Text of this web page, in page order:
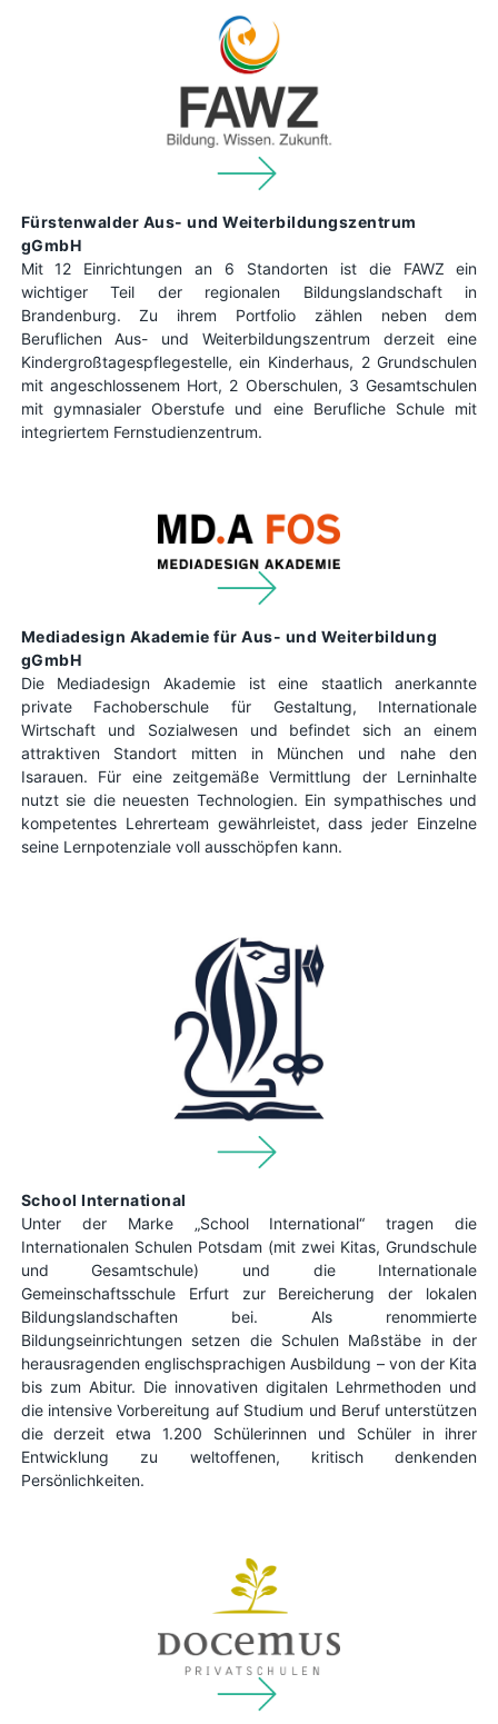
Fürstenwalder Aus- und Weiterbildungszentrum
gGmbH
Mit 12 Einrichtungen an 6 Standorten ist die FAWZ ein
wichtiger Teil der regionalen Bildungslandschaft in
Brandenburg. Zu ihrem Portfolio zählen neben dem
Beruflichen Aus- und Weiterbildungszentrum derzeit eine
Kindergroßtagespflegestelle, ein Kinderhaus, 2 Grundschulen
mit angeschlossenem Hort, 2 Oberschulen, 3 Gesamtschulen
mit gymnasialer Oberstufe und eine Berufliche Schule mit
integriertem Fernstudienzentrum.
Mediadesign Akademie für Aus- und Weiterbildung
gGmbH
Die Mediadesign Akademie ist eine staatlich anerkannte
private Fachoberschule für Gestaltung, Internationale
Wirtschaft und Sozialwesen und befindet sich an einem
attraktiven Standort mitten in München und nahe den
Isarauen. Für eine zeitgemäße Vermittlung der Lerninhalte
nutzt sie die neuesten Technologien. Ein sympathisches und
kompetentes Lehrerteam gewährleistet, dass jeder Einzelne
seine Lernpotenziale voll ausschöpfen kann.
School International
Unter der Marke „School International“ tragen die
Internationalen Schulen Potsdam (mit zwei Kitas, Grundschule
und Gesamtschule) und die Internationale
Gemeinschaftsschule Erfurt zur Bereicherung der lokalen
Bildungslandschaften bei. Als renommierte
Bildungseinrichtungen setzen die Schulen Maßstäbe in der
herausragenden englischsprachigen Ausbildung – von der Kita
bis zum Abitur. Die innovativen digitalen Lehrmethoden und
die intensive Vorbereitung auf Studium und Beruf unterstützen
die derzeit etwa 1.200 Schülerinnen und Schüler in ihrer
Entwicklung zu weltoffenen, kritisch denkenden
Persönlichkeiten.